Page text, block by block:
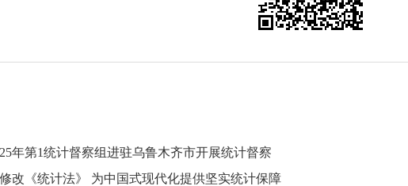
年第1统计督察组进驻乌鲁木齐市开展统计督察
改《统计法》 为中国式现代化提供坚实统计保障